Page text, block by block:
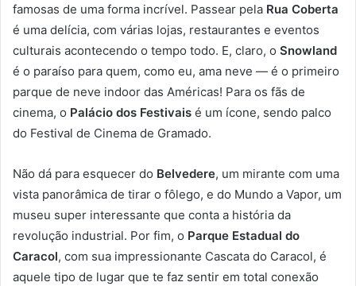
famosas de uma forma incrível. Passear pela Rua Coberta
é uma delícia, com várias lojas, restaurantes e eventos
culturais acontecendo o tempo todo. E, claro, o Snowland
é o paraíso para quem, como eu, ama neve — é o primeiro
parque de neve indoor das Américas! Para os fãs de
cinema, o Palácio dos Festivais é um ícone, sendo palco
do Festival de Cinema de Gramado.
Não dá para esquecer do Belvedere, um mirante com uma
vista panorâmica de tirar o fôlego, e do Mundo a Vapor, um
museu super interessante que conta a história da
revolução industrial. Por fim, o Parque Estadual do
Caracol, com sua impressionante Cascata do Caracol, é
aquele tipo de lugar que te faz sentir em total conexão